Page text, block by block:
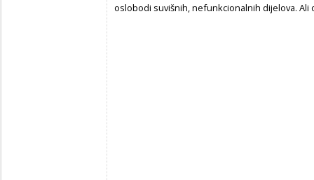
oslobodi suvišnih, nefunkcionalnih dijelova. Ali